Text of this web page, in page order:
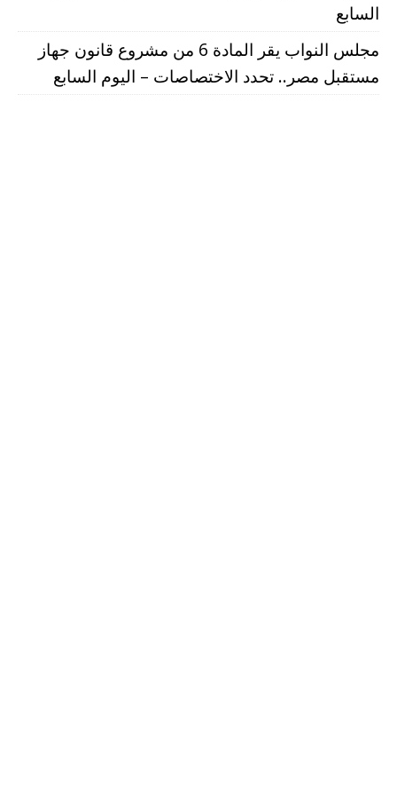
السابع
مجلس النواب يقر المادة 6 من مشروع قانون جهاز
مستقبل مصر.. تحدد الاختصاصات – اليوم السابع